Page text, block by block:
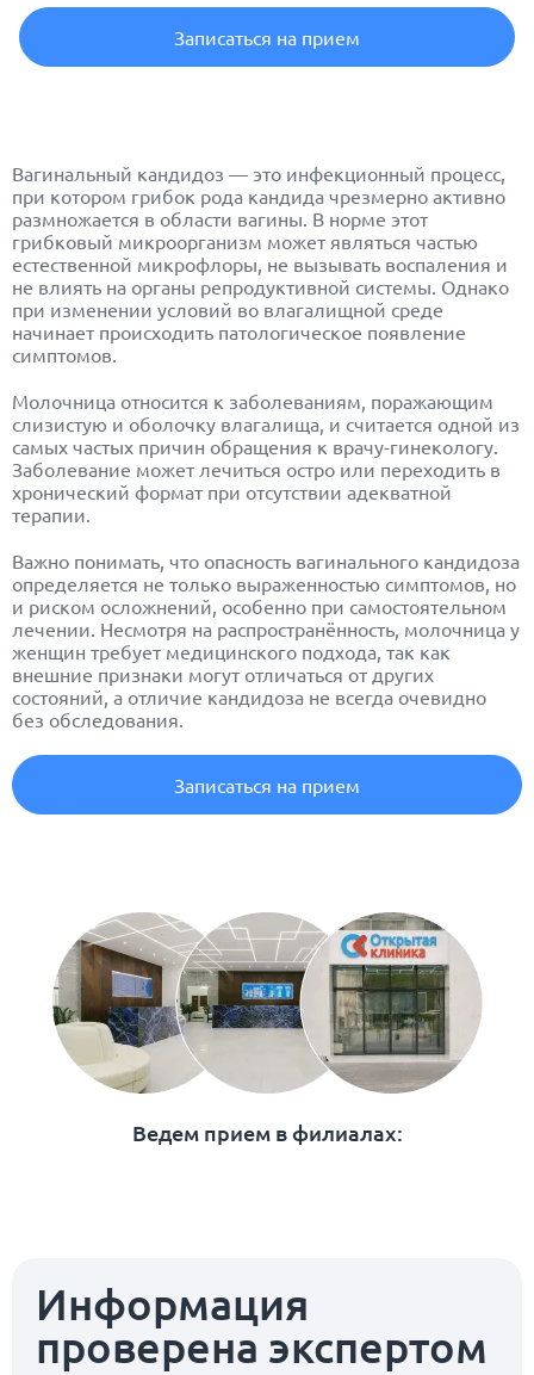
Записаться на прием
Ведем прием в филиалах:
Вагинальный кандидоз — это инфекционный процесс,
при котором грибок рода кандида чрезмерно активно
размножается в области вагины. В норме этот
грибковый микроорганизм может являться частью
естественной микрофлоры, не вызывать воспаления и
не влиять на органы репродуктивной системы. Однако
при изменении условий во влагалищной среде
начинает происходить патологическое появление
симптомов.
Молочница относится к заболеваниям, поражающим
слизистую и оболочку влагалища, и считается одной из
самых частых причин обращения к врачу-гинекологу.
Заболевание может лечиться остро или переходить в
хронический формат при отсутствии адекватной
терапии.
Важно понимать, что опасность вагинального кандидоза
определяется не только выраженностью симптомов, но
и риском осложнений, особенно при самостоятельном
лечении. Несмотря на распространённость, молочница у
женщин требует медицинского подхода, так как
внешние признаки могут отличаться от других
состояний, а отличие кандидоза не всегда очевидно
без обследования.
Записаться на прием
Информация
проверена экспертом